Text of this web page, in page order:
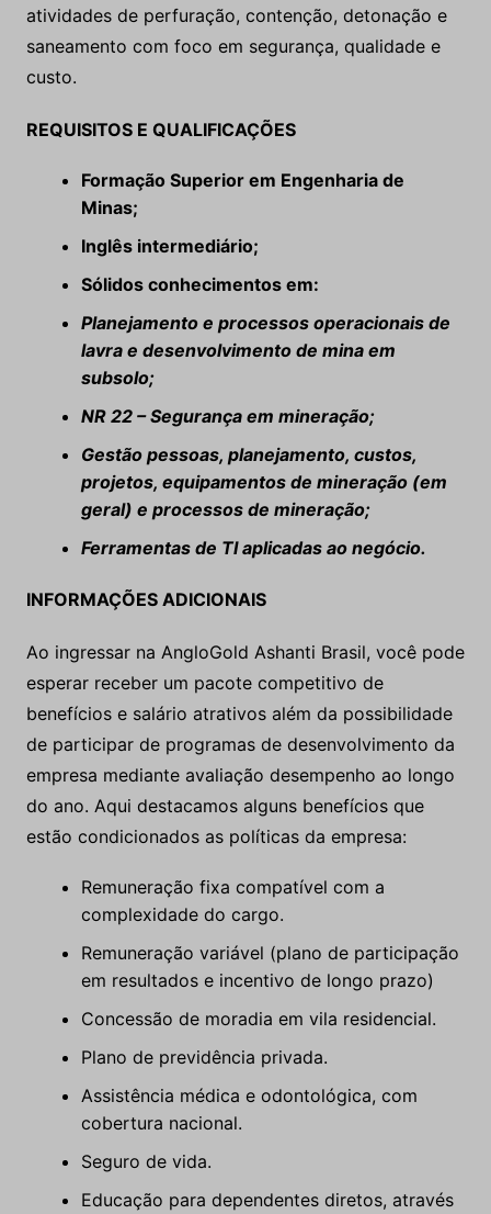
atividades de perfuração, contenção, detonação e
saneamento com foco em segurança, qualidade e
custo.
REQUISITOS E QUALIFICAÇÕES
Formação Superior em Engenharia de
Minas;
Inglês intermediário;
Sólidos conhecimentos em:
Planejamento e processos operacionais de
lavra e desenvolvimento de mina em
subsolo;
NR 22 – Segurança em mineração;
Gestão pessoas, planejamento, custos,
projetos, equipamentos de mineração (em
geral) e processos de mineração;
Ferramentas de TI aplicadas ao negócio.
INFORMAÇÕES ADICIONAIS
Ao ingressar na AngloGold Ashanti Brasil, você pode
esperar receber um pacote competitivo de
benefícios e salário atrativos além da possibilidade
de participar de programas de desenvolvimento da
empresa mediante avaliação desempenho ao longo
do ano. Aqui destacamos alguns benefícios que
estão condicionados as políticas da empresa:
Remuneração fixa compatível com a
complexidade do cargo.
Remuneração variável (plano de participação
em resultados e incentivo de longo prazo)
Concessão de moradia em vila residencial.
Plano de previdência privada.
Assistência médica e odontológica, com
cobertura nacional.
Seguro de vida.
Educação para dependentes diretos, através